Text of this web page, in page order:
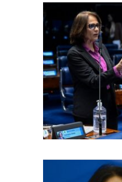
EDITORIAL
ENTREVISTAS
EXPEDIENTE
FINALIZAR COMPRA
HOME
LANÇAMENTOS